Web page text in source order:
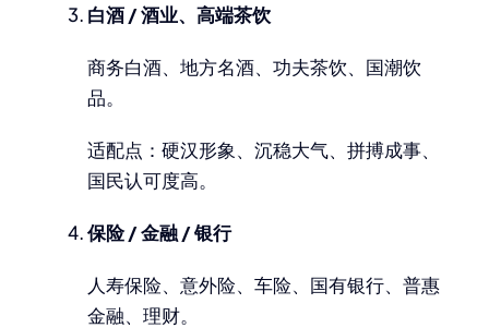
白酒 / 酒业、高端茶饮
商务白酒、地方名酒、功夫茶饮、国潮饮
品。
适配点：硬汉形象、沉稳大气、拼搏成事、
国民认可度高。
保险 / 金融 / 银行
人寿保险、意外险、车险、国有银行、普惠
金融、理财。